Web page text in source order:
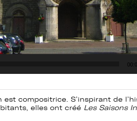
compositrice. S’inspirant de
elles ont créé Les Saisons